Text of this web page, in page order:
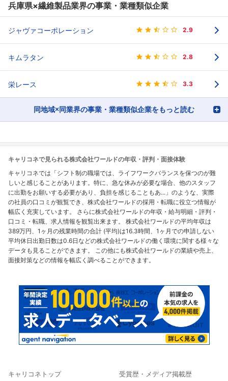
兵庫県×繊維製品業界の事業・業種類似企業
ジャヴァコーポレーション 2.9
キムラタン 2.8
栄レース 3.3
同地域×同業界の事業・業種類似企業をもっと読む
キャリコネで見られる株式会社ワールドの年収・評判・面接体験
キャリコネでは「シフト制の職場では、ライフワークバランスを保つのが難
しいと感じることがあります。特に、急な休みが必要な場合、他のスタッフ
に出勤をお願いする必要があり、負担を感じることもあ...」のような、実際
の社員の口コミが観覧でき、株式会社ワールドの採用・転職に役立つ情報が
幅広く充実しています。 さらに株式会社ワールドの年収・給与明細・評判・
口コミ・転職、求人情報を観覧出来ます。 株式会社ワールドの平均年収は
389万円、1ヶ月の残業時間の合計 (平均)は16.3時間、1ヶ月での申請しない
平均休日出勤日数は0.6日などの株式会社ワールドの働く環境に関する様々な
データも見ることができます。 この他にも株式会社ワールドの業績や売上、
面接対策などの情報を幅広く調べることができます。
キャリコネトップ 受賞歴・メディア掲載歴